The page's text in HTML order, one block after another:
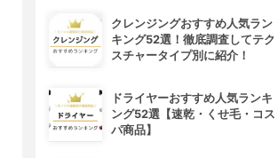
クレンジングおすすめ人気ラン
キング52選！徹底調査してテク
スチャータイプ別に紹介！
ドライヤーおすすめ人気ランキ
ング52選【速乾・くせ毛・コス
パ商品】